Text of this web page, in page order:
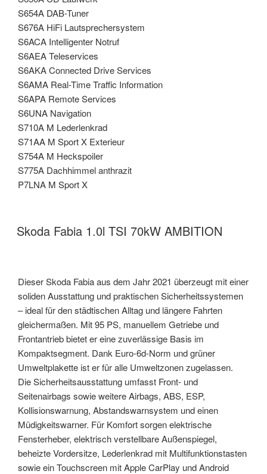
S654A DAB-Tuner
S676A HiFi Lautsprechersystem
S6ACA Intelligenter Notruf
S6AEA Teleservices
S6AKA Connected Drive Services
S6AMA Real-Time Traffic Information
S6APA Remote Services
S6UNA Navigation
S710A M Lederlenkrad
S71AA M Sport X Exterieur
S754A M Heckspoiler
S775A Dachhimmel anthrazit
P7LNA M Sport X
Skoda Fabia 1.0l TSI 70kW AMBITION
Dieser Skoda Fabia aus dem Jahr 2021 überzeugt mit einer
soliden Ausstattung und praktischen Sicherheitssystemen
– ideal für den städtischen Alltag und längere Fahrten
gleichermaßen. Mit 95 PS, manuellem Getriebe und
Frontantrieb bietet er eine zuverlässige Basis im
Kompaktsegment. Dank Euro-6d-Norm und grüner
Umweltplakette ist er für alle Umweltzonen zugelassen.
Die Sicherheitsausstattung umfasst Front- und
Seitenairbags sowie weitere Airbags, ABS, ESP,
Kollisionswarnung, Abstandswarnsystem und einen
Müdigkeitswarner. Für Komfort sorgen elektrische
Fensterheber, elektrisch verstellbare Außenspiegel,
beheizte Vordersitze, Lederlenkrad mit Multifunktionstasten
sowie ein Touchscreen mit Apple CarPlay und Android